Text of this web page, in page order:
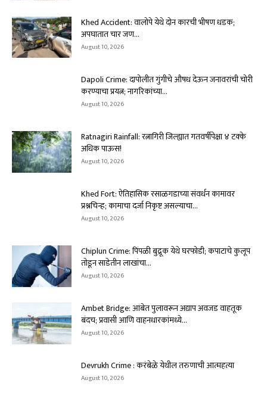
Khed Accident: वालोपे येथे दोन कारची भीषण धडक;
अपघातात चार जण...
August 10, 2026
Dapoli Crime: दापोलीत गुंगीचे औषध देऊन जनावरांची चोरी
करण्याचा प्रयत्न; नागरिकांच्या...
August 10, 2026
Ratnagiri Rainfall: रत्नागिरी जिल्ह्यात गतवर्षीपेक्षा ४ टक्के
अधिक पाऊस!
August 10, 2026
Khed Fort: ऐतिहासिक रसाळगडाच्या संवर्धन कामावर
प्रश्नचिन्ह; कामाचा दर्जा निकृष्ट असल्याचा...
August 10, 2026
Chiplun Crime: पिंपळी बुद्रूक येथे घरफोडी; कपाटाचे कुलूप
तोडून साडेतीन लाखांचा...
August 10, 2026
Ambet Bridge: आंबेत पुलावरून अद्याप अवजड वाहतूक
बंदच; प्रवासी आणि वाहनधारकांमध्ये...
August 10, 2026
Devrukh Crime : करंबेळे येथील तरुणाची आत्महत्या
August 10, 2026